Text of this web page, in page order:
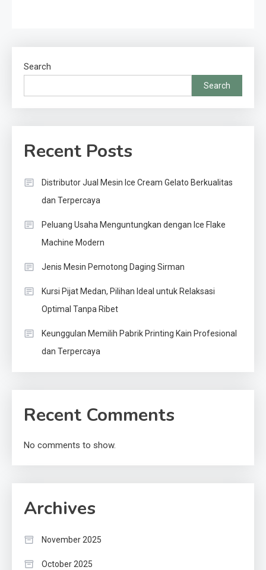
Search
Search
Recent Posts
Distributor Jual Mesin Ice Cream Gelato Berkualitas
dan Terpercaya
Peluang Usaha Menguntungkan dengan Ice Flake
Machine Modern
Jenis Mesin Pemotong Daging Sirman
Kursi Pijat Medan, Pilihan Ideal untuk Relaksasi
Optimal Tanpa Ribet
Keunggulan Memilih Pabrik Printing Kain Profesional
dan Terpercaya
Recent Comments
No comments to show.
Archives
November 2025
October 2025